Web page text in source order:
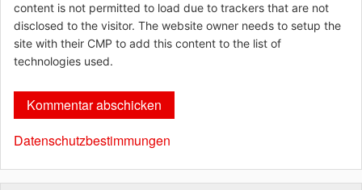
content is not permitted to load due to trackers that are not
disclosed to the visitor. The website owner needs to setup the
site with their CMP to add this content to the list of
technologies used.
Datenschutzbestimmungen